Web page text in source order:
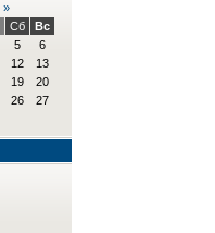
»
Сб
Вс
5
6
12
13
19
20
26
27